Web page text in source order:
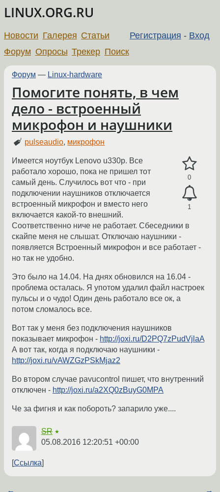
LINUX.ORG.RU
Регистрация - Вход
Новости Галерея Статьи
Форум Опросы Трекер Поиск
Форум — Linux-hardware
Помогите понять, в чем
дело - встроенный
микрофон и наушники
pulseaudio, микрофон
0
1
Имеется ноутбук Lenovo u330p. Все
работало хорошо, пока не пришел тот
самый день. Случилось вот что - при
подключении наушников отключается
встроенный микрофон и вместо него
включается какой-то внешний.
Соответственно ниче не работает. Сбеседники в
скайпе меня не слышат. Отключаю наушники -
появляется Встроенный микрофон и все работает -
но так не удобно.
Это было на 14.04. На днях обновился на 16.04 -
проблема осталась. Я употом удалил файл настроек
пульсы и о чудо! Один день работало все ок, а
потом сломалось все.
Вот так у меня без подключения наушников
показывает микрофон - http://joxi.ru/D2PQ7zPudVjlaA
А вот так, когда я подключаю наушники -
http://joxi.ru/vAWZGzPSkMjaz2
Во втором случае pavucontrol пишет, что внутренний
отключен - http://joxi.ru/a2XQ0zBuyG0MPA
Че за фигня и как побороть? запарило уже....
SR ★
05.08.2016 12:20:51 +00:00
Ссылка